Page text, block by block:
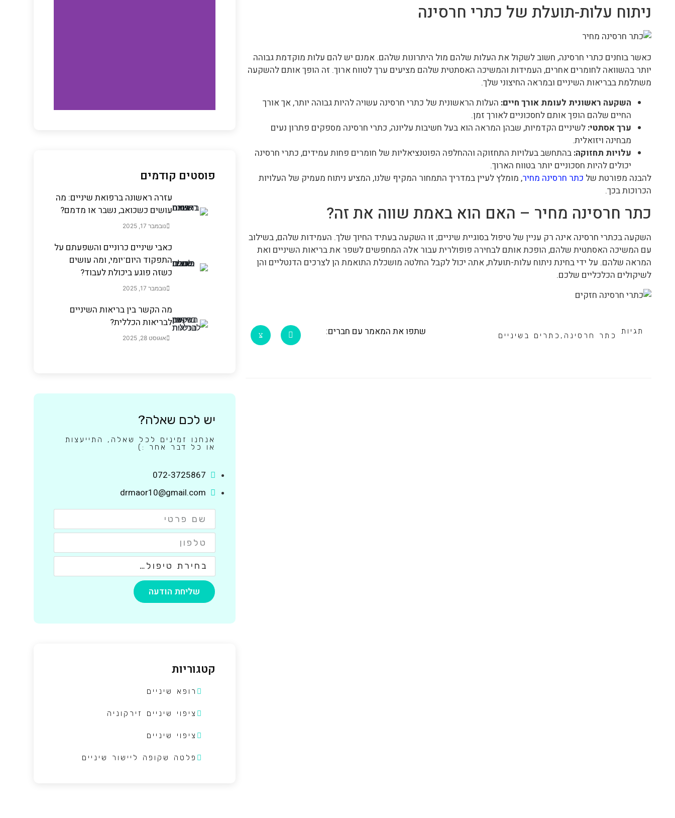
ניתוח עלות-תועלת של כתרי חרסינה
כאשר בוחנים כתרי חרסינה, חשוב לשקול את העלות שלהם מול היתרונות שלהם. אמנם יש להם עלות מוקדמת גבוהה
יותר בהשוואה לחומרים אחרים, העמידות והמשיכה האסתטית שלהם מציעים ערך לטווח ארוך. זה הופך אותם להשקעה
משתלמת בבריאות השיניים ובמראה החיצוני שלך.
השקעה ראשונית לעומת אורך חיים: העלות הראשונית של כתרי חרסינה עשויה להיות גבוהה יותר, אך אורך
החיים שלהם הופך אותם לחסכוניים לאורך זמן.
ערך אסתטי: לשיניים הקדמיות, שבהן המראה הוא בעל חשיבות עליונה, כתרי חרסינה מספקים פתרון נעים
מבחינה ויזואלית.
עלויות תחזוקה: בהתחשב בעלויות התחזוקה וההחלפה הפוטנציאליות של חומרים פחות עמידים, כתרי חרסינה
יכולים להיות חסכוניים יותר בטווח הארוך.
להבנה מפורטת של כתר חרסינה מחיר, מומלץ לעיין במדריך התמחור המקיף שלנו, המציע ניתוח מעמיק של העלויות
הכרוכות בכך.
כתר חרסינה מחיר – האם הוא באמת שווה את זה?
השקעה בכתרי חרסינה אינה רק עניין של טיפול בסוגיית שיניים; זו השקעה בעתיד החיוך שלך. העמידות שלהם, בשילוב
עם המשיכה האסתטית שלהם, הופכת אותם לבחירה פופולרית עבור אלה המחפשים לשפר את בריאות השיניים ואת
המראה שלהם. על ידי בחינת ניתוח עלות-תועלת, אתה יכול לקבל החלטה מושכלת התואמת הן לצרכים הדנטליים והן
לשיקולים הכלכליים שלכם.
תגיות כתר חרסינה , כתרים בשיניים שתפו את המאמר עם חברים:
פוסטים קודמים
עזרה ראשונה ברפואת שיניים: מה
עושים כשכואב, נשבר או מדמם?
נובמבר 17, 2025
כאבי שיניים כרוניים והשפעתם על
התפקוד היום־יומי, ומה עושים
כשזה פוגע ביכולת לעבוד?
נובמבר 17, 2025
מה הקשר בין בריאות השיניים
לבריאות הכללית?
אוגוסט 28, 2025
יש לכם שאלה?
אנחנו זמינים לכל שאלה, התייעצות
או כל דבר אחר :)
072-3725867
drmaor10@gmail.com
שליחת הודעה
קטגוריות
רופא שיניים
ציפוי שיניים זירקוניה
ציפוי שיניים
פלטה שקופה ליישור שיניים